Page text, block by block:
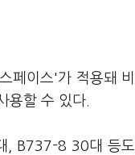
페이스'가 적용돼 비
용할 수 있다.
, B737-8 30대 등도